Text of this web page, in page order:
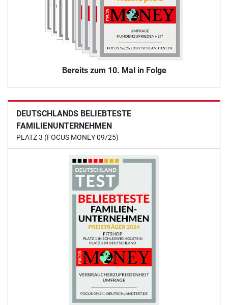
Bereits zum 10. Mal in Folge
DEUTSCHLANDS BELIEBTESTE
FAMILIENUNTERNEHMEN
PLATZ 3 (FOCUS MONEY 09/25)